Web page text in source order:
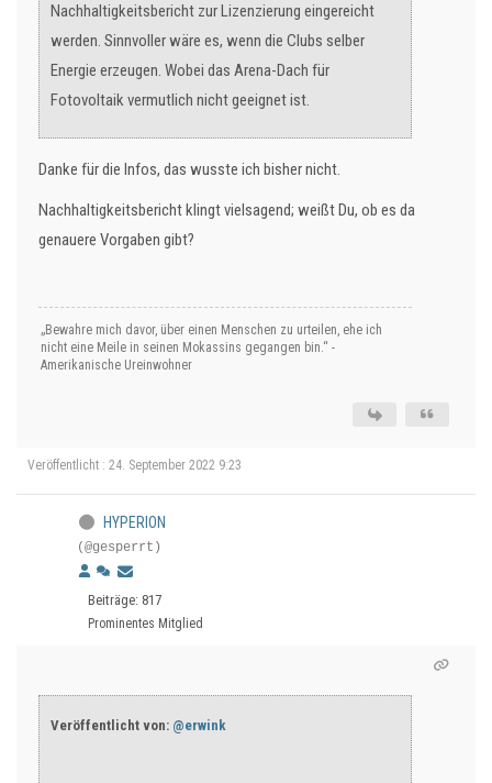
Nachhaltigkeitsbericht zur Lizenzierung eingereicht
werden. Sinnvoller wäre es, wenn die Clubs selber
Energie erzeugen. Wobei das Arena-Dach für
Fotovoltaik vermutlich nicht geeignet ist.
Danke für die Infos, das wusste ich bisher nicht.
Nachhaltigkeitsbericht klingt vielsagend; weißt Du, ob es da
genauere Vorgaben gibt?
„Bewahre mich davor, über einen Menschen zu urteilen, ehe ich
nicht eine Meile in seinen Mokassins gegangen bin.“ -
Amerikanische Ureinwohner
Veröffentlicht : 24. September 2022 9:23
HYPERION
(@gesperrt)
Beiträge: 817
Prominentes Mitglied
Veröffentlicht von: @erwink